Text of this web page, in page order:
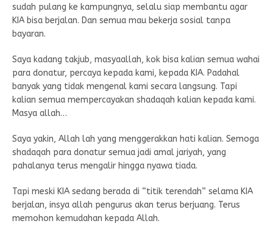
sudah pulang ke kampungnya, selalu siap membantu agar
KIA bisa berjalan. Dan semua mau bekerja sosial tanpa
bayaran.
Saya kadang takjub, masyaallah, kok bisa kalian semua wahai
para donatur, percaya kepada kami, kepada KIA. Padahal
banyak yang tidak mengenal kami secara langsung. Tapi
kalian semua mempercayakan shadaqah kalian kepada kami.
Masya allah…
Saya yakin, Allah lah yang menggerakkan hati kalian. Semoga
shadaqah para donatur semua jadi amal jariyah, yang
pahalanya terus mengalir hingga nyawa tiada.
Tapi meski KIA sedang berada di “titik terendah” selama KIA
berjalan, insya allah pengurus akan terus berjuang. Terus
memohon kemudahan kepada Allah.